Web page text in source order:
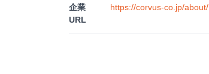
企業
URL
https://corvus-co.jp/about/